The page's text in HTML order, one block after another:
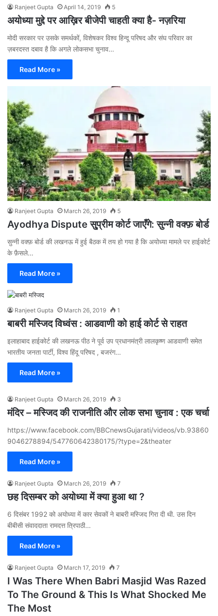
Ranjeet Gupta April 14, 2019 5
अयोध्या मुद्दे पर आख़िर बीजेपी चाहती क्या है- नज़रिया
मोदी सरकार पर उसके समर्थकों, विशेषकर विश्व हिन्दू परिषद और संघ परिवार का
ज़बरदस्त दबाव है कि अगले लोकसभा चुनाव…
Read More »
Ranjeet Gupta March 26, 2019 5
Ayodhya Dispute सु्प्रीम कोर्ट जाएँगे: सुन्नी वक्फ़ बोर्ड
सुन्नी वक्फ़ बोर्ड की लखनऊ में हुई बैठक में तय हो गया है कि अयोध्या मामले पर हाईकोर्ट
के फ़ैसले…
Read More »
Ranjeet Gupta March 26, 2019 1
बाबरी मस्जिद विध्वंस : आडवाणी को हाई कोर्ट से राहत
इलाहाबाद हाईकोर्ट की लखनऊ पीठ ने पूर्व उप प्रधानमंत्री लालकृष्ण आडवाणी समेत
भारतीय जनता पार्टी, विश्व हिंदू परिषद , बजरंग…
Read More »
Ranjeet Gupta March 26, 2019 3
मंदिर – मस्जिद की राजनीति और लोक सभा चुनाव : एक चर्चा
https://www.facebook.com/BBCnewsGujarati/videos/vb.93860
9046278894/547760642380175/?type=2&theater
Read More »
Ranjeet Gupta March 26, 2019 7
छह दिसम्बर को अयोध्या में क्या हुआ था ?
6 दिसंबर 1992 को अयोध्या में कार सेवकों ने बाबरी मस्जिद गिरा दी थी. उस दिन
बीबीसी संवाददाता रामदत्त त्रिपाठी…
Read More »
Ranjeet Gupta March 17, 2019 7
I Was There When Babri Masjid Was Razed
To The Ground & This Is What Shocked Me
The Most